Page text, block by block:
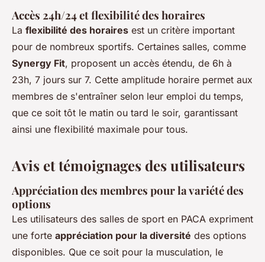
Accès 24h/24 et flexibilité des horaires
La flexibilité des horaires est un critère important
pour de nombreux sportifs. Certaines salles, comme
Synergy Fit, proposent un accès étendu, de 6h à
23h, 7 jours sur 7. Cette amplitude horaire permet aux
membres de s'entraîner selon leur emploi du temps,
que ce soit tôt le matin ou tard le soir, garantissant
ainsi une flexibilité maximale pour tous.
Avis et témoignages des utilisateurs
Appréciation des membres pour la variété des
options
Les utilisateurs des salles de sport en PACA expriment
une forte appréciation pour la diversité des options
disponibles. Que ce soit pour la musculation, le